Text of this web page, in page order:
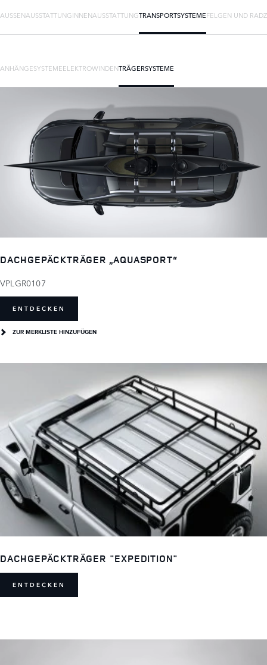
AUSSENAUSSTATTUNG INNENAUSSTATTUNGTRANSPORTSYSTEMEFELGEN UND
ANHÄNGESYSTEMEELEKTROWINDENTRÄGERSYSTEME
DACHGEPÄCKTRÄGER „AQUASPORT“
VPLGR0107
ENTDECKEN
ZUR MERKLISTE HINZUFÜGEN
DACHGEPÄCKTRÄGER "EXPEDITION"
ENTDECKEN